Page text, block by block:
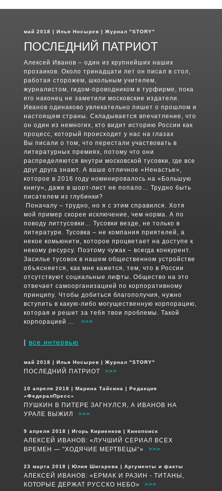
май 2018 | Илья Носырев | Журнал "STORY"
ПОСЛЕДНИЙ ПАТРИОТ
Алексей Иванов – один из крупнейших наших
прозаиков. Около тринадцати лет он писал в стол,
работая сторожем, школьным учителем,
журналистом, гидом-проводником в турфирме, пока
его наконец не заметили московские издатели.
Иванов одинаково увлекательно пишет о прошлом и
настоящем страны. Складывается впечатление, что
он один из немногих, кто видит историю России как
процесс, который происходит у нас на глазах
Вы писали о том, что перестали участвовать в
литературных премиях, потому что они
распределяются внутри московской тусовки, где все
друг друга знают. А ваше отличное «Ненастье»,
которое в 2016 году номинировалось на «Большую
книгу», даже в шорт-лист не попало… Трудно быть
писателем из глубинки?
Поначалу – трудно, но я с этим справился. Хотя
мой пример скорее исключение, чем норма. А по
поводу литтусовки… Тусовки везде, не только в
литературе. Тусовка – не компания приятелей, а
некое комьюнити, которое процветает на доступе к
некому ресурсу. Поэтому чужак – всегда конкурент.
Засилье тусовок в нашем общественном устройстве
объясняется, как мне кажется, тем, что в России
отсутствуют социальные лифты. Общество на это
отвечает самоорганизацией по корпоративному
принципу. Чтобы добиться благополучия, нужно
вступить в какую-либо могущественную корпорацию,
которая и решит за тебя твои проблемы. Такой
корпорацией ...
>>>
| все интервью
май 2018 | Илья Носырев | Журнал "STORY"
ПОСЛЕДНИЙ ПАТРИОТ >>>
10 апреля 2018 | Марина Тайсина | Редакция
«ФедералПресс»
ПУШКИН В ПИТЕРЕ ЗАГНУЛСЯ, А ИВАНОВ НА
УРАЛЕ ВЫЖИЛ
>>>
9 апреля 2018 | Игорь Кириенков | Кинопоиск
АЛЕКСЕЙ ИВАНОВ: «ЛУЧШИЙ СЕРИАЛ ВСЕХ
ВРЕМЕН — "ХОДЯЧИЕ МЕРТВЕЦЫ“»
>>>
23 марта 2018 | Юлия Шигарева | Аргументы и факты
АЛЕКСЕЙ ИВАНОВ: «ЕРМАК И РАЗИН - ТИТАНЫ,
КОТОРЫЕ ДЕРЖАТ РУССКО НЕБО»
>>>